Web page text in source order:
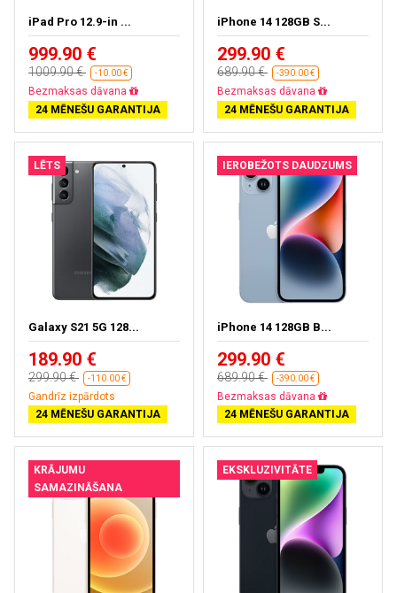
iPad Pro 12.9-in ...
999.90 €
1009.90 € -10.00 €
Bezmaksas dāvana
24 MĒNEŠU GARANTIJA
iPhone 14 128GB S...
299.90 €
689.90 € -390.00 €
Bezmaksas dāvana
24 MĒNEŠU GARANTIJA
LĒTS
Galaxy S21 5G 128...
189.90 €
299.90 € -110.00 €
Gandrīz izpārdots
24 MĒNEŠU GARANTIJA
IEROBEŽOTS DAUDZUMS
iPhone 14 128GB B...
299.90 €
689.90 € -390.00 €
Bezmaksas dāvana
24 MĒNEŠU GARANTIJA
KRĀJUMU
SAMAZINĀŠANA
EKSKLUZIVITĀTE